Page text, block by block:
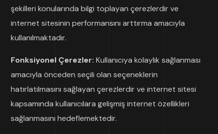
şekilleri konularında bilgi toplayan çerezlerdir ve
internet sitesinin performansını arttırma amacıyla
kullanılmaktadır.
Fonksiyonel Çerezler: Kullanıcıya kolaylık sağlanması
amacıyla önceden seçili olan seçeneklerin
hatırlatılmasını sağlayan çerezlerdir ve internet sitesi
kapsamında kullanıcılara gelişmiş internet özellikleri
sağlanmasını hedeflemektedir.